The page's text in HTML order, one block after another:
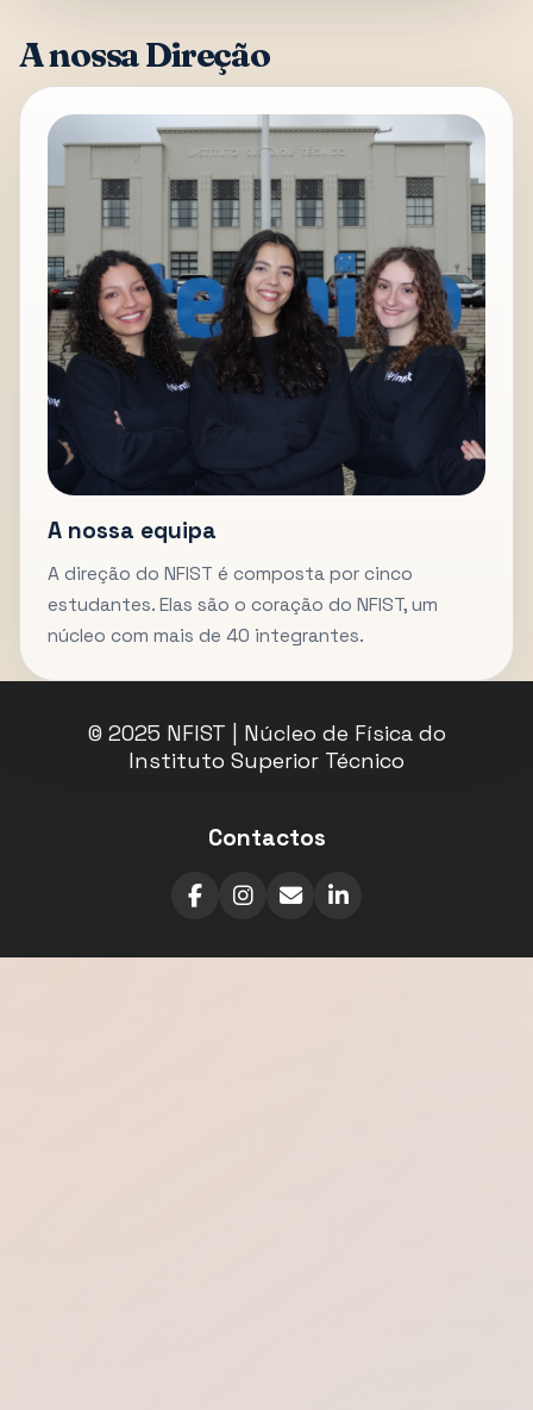
A nossa Direção
A nossa equipa
A direção do NFIST é composta por cinco
estudantes. Elas são o coração do NFIST, um
núcleo com mais de 40 integrantes.
© 2025 NFIST | Núcleo de Física do
Instituto Superior Técnico
Contactos